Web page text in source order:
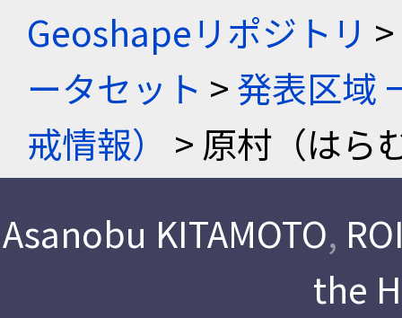
Geoshapeリポジトリ >
ータセット >発表区域
戒情報）
> 原村（はら
Asanobu KITAMOTO,
the